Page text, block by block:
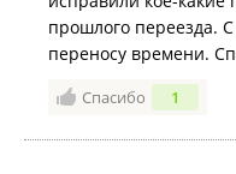
прошлого переезда.
переносу времени.
Спасибо 1